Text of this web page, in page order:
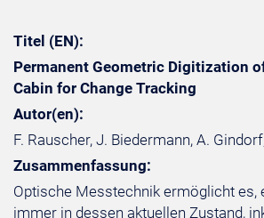
Titel (EN):
Permanent Geometric Digitization
Cabin for Change Tracking
Autor(en):
F. Rauscher, J. Biedermann, A.
Zusammenfassung:
Optische Messtechnik ermöglicht es,
immer in dessen aktuellen Zustand,